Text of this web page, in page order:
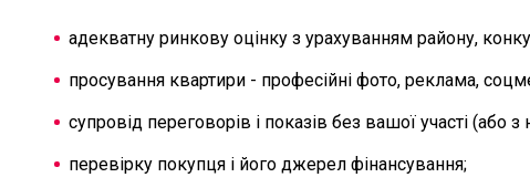
адекватну ринкову оцінку з урахуванням району,
просування квартири - професійні фото, реклама,
супровід переговорів і показів без вашої участі (або
перевірку покупця і його джерел фінансування;